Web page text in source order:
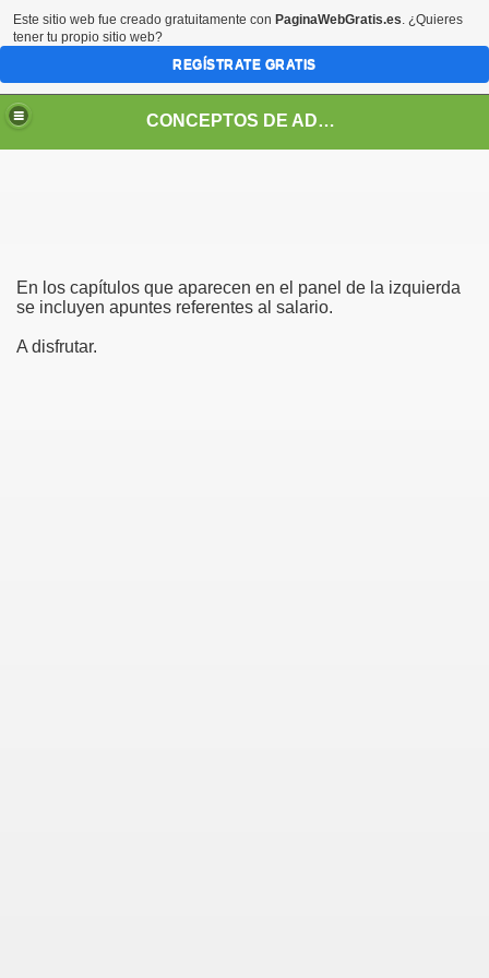
CONCEPTOS DE ADMINISTRACION
En los capítulos que aparecen en el panel de la izquierda
se incluyen apuntes referentes al salario.
A disfrutar.
Este sitio web fue creado gratuitamente con PaginaWebGratis.es. ¿Quieres
tener tu propio sitio web?
REGÍSTRATE GRATIS